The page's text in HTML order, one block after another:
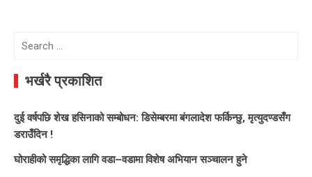
Search
भर्खरै प्रकाशित
दुई वर्षपछि शेख हसिनाको सम्बोधन: डिसेम्बरमा बंगलादेश फर्किन्छु, मृत्युदण्डसँग
डराउँदिन !
घोराहीको समृद्धिका लागि वडा–वडामा विशेष अभियान सञ्चालन हुने